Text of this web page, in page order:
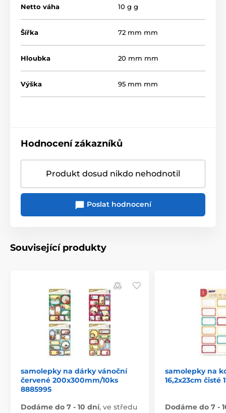
Netto váha 10 g g
Šířka 72 mm mm
Hloubka 20 mm mm
Výška 95 mm mm
Hodnocení zákazníků
Produkt dosud nikdo nehodnotil
Poslat hodnocení
Související produkty
samolepky na dárky vánoční
červené 200x300mm/10ks
8885995
Dodáme do 7 - 10 dní, ve středu
samolepky na
16,2x23cm čisté
Dodáme do 7 -